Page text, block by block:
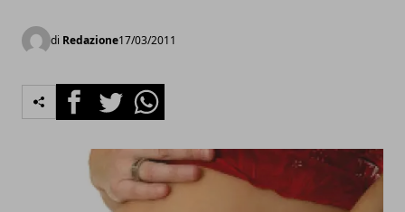
di Redazione17/03/2011
FacebookTwitterWhatsapp